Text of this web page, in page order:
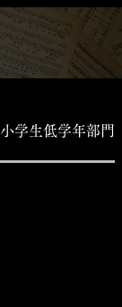
小学生低学年部門